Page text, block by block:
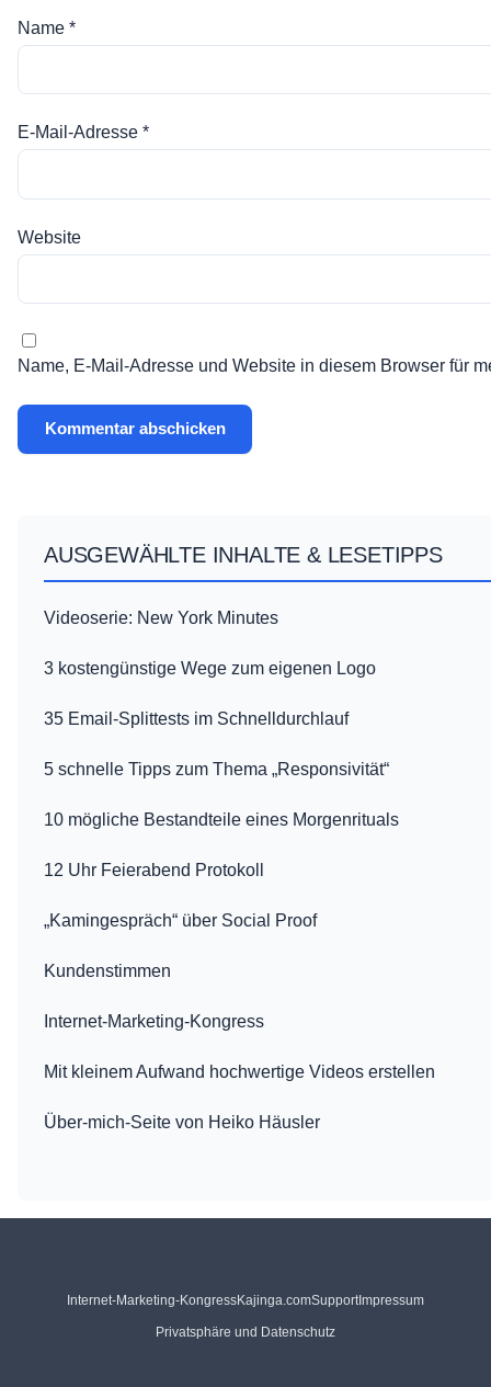
Name *
E-Mail-Adresse *
Website
Name, E-Mail-Adresse und Website in diesem Browser für
AUSGEWÄHLTE INHALTE & LESETIPPS
Videoserie: New York Minutes
3 kostengünstige Wege zum eigenen Logo
35 Email-Splittests im Schnelldurchlauf
5 schnelle Tipps zum Thema „Responsivität“
10 mögliche Bestandteile eines Morgenrituals
12 Uhr Feierabend Protokoll
„Kamingespräch“ über Social Proof
Kundenstimmen
Internet-Marketing-Kongress
Mit kleinem Aufwand hochwertige Videos erstellen
Über-mich-Seite von Heiko Häusler
Internet-Marketing-KongressKajinga.comSupportImpressum
Privatsphäre und Datenschutz